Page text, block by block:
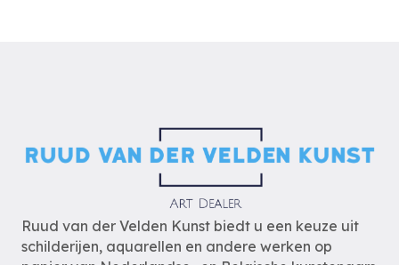
Ruud van der Velden Kunst biedt u een keuze uit
schilderijen, aquarellen en andere werken op